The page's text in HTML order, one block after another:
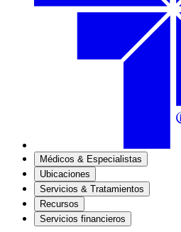
Médicos & Especialistas
Ubicaciones
Servicios & Tratamientos
Recursos
Servicios financieros